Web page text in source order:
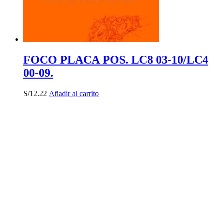
FOCO PLACA POS. LC8 03-10/LC4
00-09.
S/12.22 Añadir al carrito